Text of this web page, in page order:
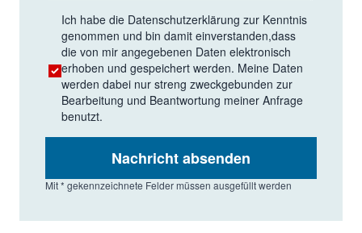
Ich habe die Datenschutzerklärung zur Kenntnis
genommen und bin damit einverstanden,dass
die von mir angegebenen Daten elektronisch
erhoben und gespeichert werden. Meine Daten
werden dabei nur streng zweckgebunden zur
Bearbeitung und Beantwortung meiner Anfrage
benutzt.
Nachricht absenden
Mit * gekennzeichnete Felder müssen ausgefüllt werden